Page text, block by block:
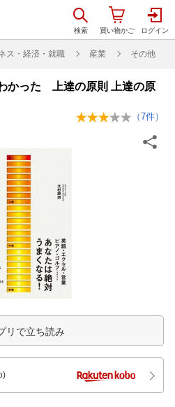
ス・経済・就職 産業 その他
かった 上達の原則 上達の原
（7件）
リで立ち読み